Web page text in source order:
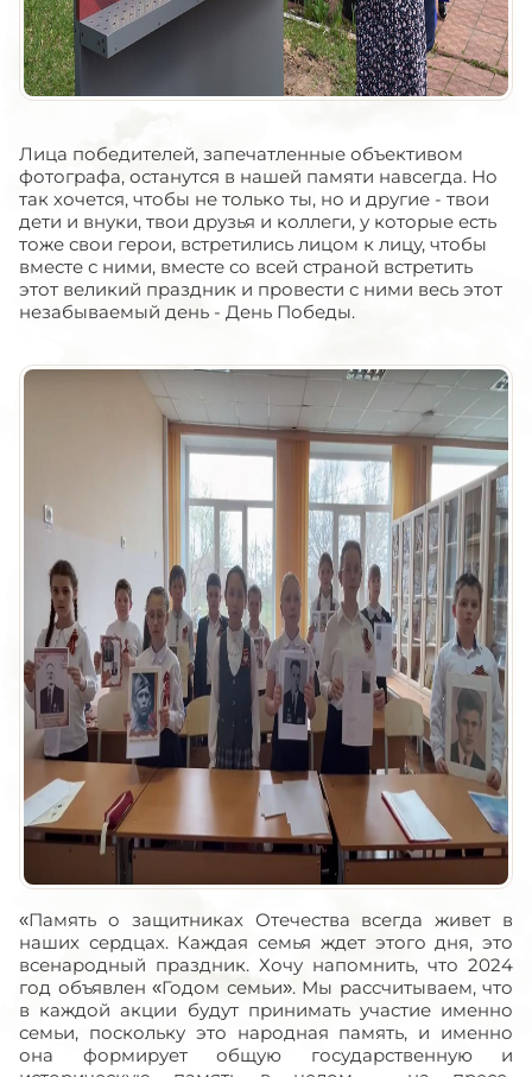
Лица победителей, запечатленные объективом
фотографа, останутся в нашей памяти навсегда. Но
так хочется, чтобы не только ты, но и другие - твои
дети и внуки, твои друзья и коллеги, у которые есть
тоже свои герои, встретились лицом к лицу, чтобы
вместе с ними, вместе со всей страной встретить
этот великий праздник и провести с ними весь этот
незабываемый день - День Победы.
«Память о защитниках Отечества всегда живет в
наших сердцах. Каждая семья ждет этого дня, это
всенародный праздник. Хочу напомнить, что 2024
год объявлен «Годом семьи». Мы рассчитываем, что
в каждой акции будут принимать участие именно
семьи, поскольку это народная память, и именно
она формирует общую государственную и